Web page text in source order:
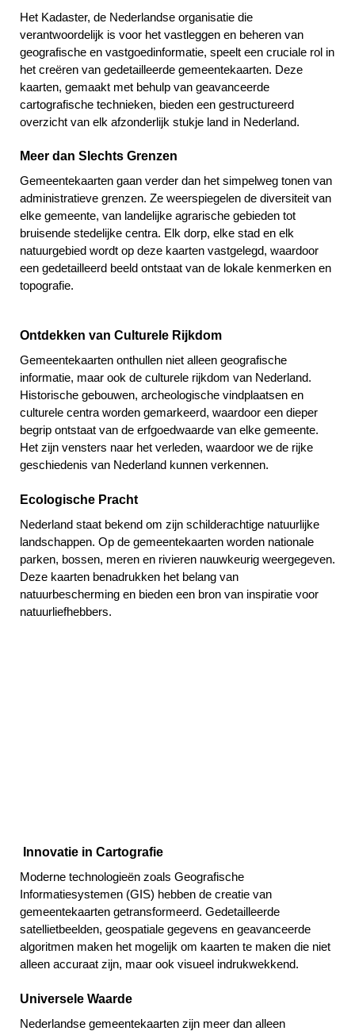
Het Kadaster, de Nederlandse organisatie die
verantwoordelijk is voor het vastleggen en beheren van
geografische en vastgoedinformatie, speelt een cruciale rol in
het creëren van gedetailleerde gemeentekaarten. Deze
kaarten, gemaakt met behulp van geavanceerde
cartografische technieken, bieden een gestructureerd
overzicht van elk afzonderlijk stukje land in Nederland.
Meer dan Slechts Grenzen
Gemeentekaarten gaan verder dan het simpelweg tonen van
administratieve grenzen. Ze weerspiegelen de diversiteit van
elke gemeente, van landelijke agrarische gebieden tot
bruisende stedelijke centra. Elk dorp, elke stad en elk
natuurgebied wordt op deze kaarten vastgelegd, waardoor
een gedetailleerd beeld ontstaat van de lokale kenmerken en
topografie.
Ontdekken van Culturele Rijkdom
Gemeentekaarten onthullen niet alleen geografische
informatie, maar ook de culturele rijkdom van Nederland.
Historische gebouwen, archeologische vindplaatsen en
culturele centra worden gemarkeerd, waardoor een dieper
begrip ontstaat van de erfgoedwaarde van elke gemeente.
Het zijn vensters naar het verleden, waardoor we de rijke
geschiedenis van Nederland kunnen verkennen.
Ecologische Pracht
Nederland staat bekend om zijn schilderachtige natuurlijke
landschappen. Op de gemeentekaarten worden nationale
parken, bossen, meren en rivieren nauwkeurig weergegeven.
Deze kaarten benadrukken het belang van
natuurbescherming en bieden een bron van inspiratie voor
natuurliefhebbers.
Innovatie in Cartografie
Moderne technologieën zoals Geografische
Informatiesystemen (GIS) hebben de creatie van
gemeentekaarten getransformeerd. Gedetailleerde
satellietbeelden, geospatiale gegevens en geavanceerde
algoritmen maken het mogelijk om kaarten te maken die niet
alleen accuraat zijn, maar ook visueel indrukwekkend.
Universele Waarde
Nederlandse gemeentekaarten zijn meer dan alleen